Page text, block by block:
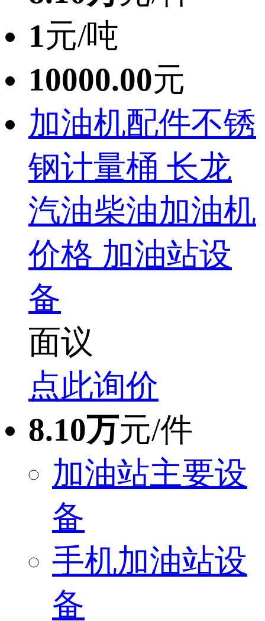
1元/吨
10000.00元
加油机配件不锈
钢计量桶 长龙
汽油柴油加油机
价格 加油站设
备
面议
点此询价
8.10万元/件
加油站主要设
备
手机加油站设
备